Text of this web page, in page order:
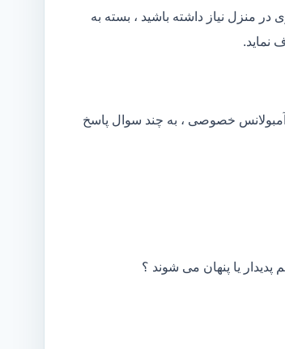
منزل نیاز داشته باشید ، بسته به
نماید.
خصوصی ، به چند سوال پاسخ
پدیدار یا پنهان می شوند ؟